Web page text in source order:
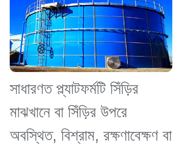
সাধারণত প্ল্যাটফর্মটি সিঁড়ির
মাঝখানে বা সিঁড়ির উপরে
অবস্থিত, বিশ্রাম, রক্ষণাবেক্ষণ বা